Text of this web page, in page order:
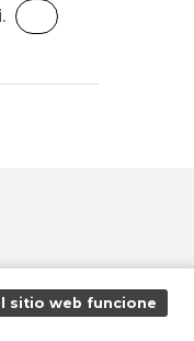
sitio web funcione